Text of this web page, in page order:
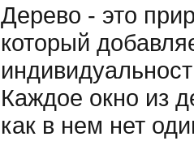
Дерево - это
который
Каждое окно из
как в нем нет